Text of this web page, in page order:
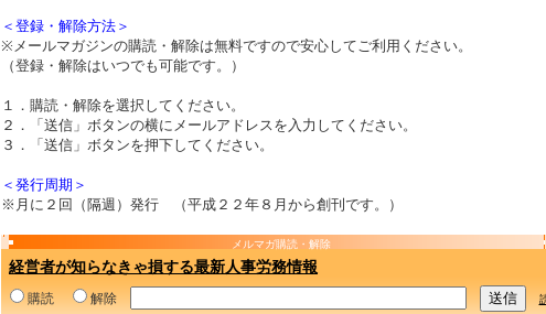
＜登録・解除方法＞
※メールマガジンの購読・解除は無料ですので安心してご利用ください。
（登録・解除はいつでも可能です。）
１．購読・解除を選択してください。
２．「送信」ボタンの横にメールアドレスを入力してください。
３．「送信」ボタンを押下してください。
＜発行周期＞
※月に２回（隔週）発行 （平成２２年８月から創刊です。）
メルマガ購読・解除
経営者が知らなきゃ損する最新人事労務情報
購読 解除